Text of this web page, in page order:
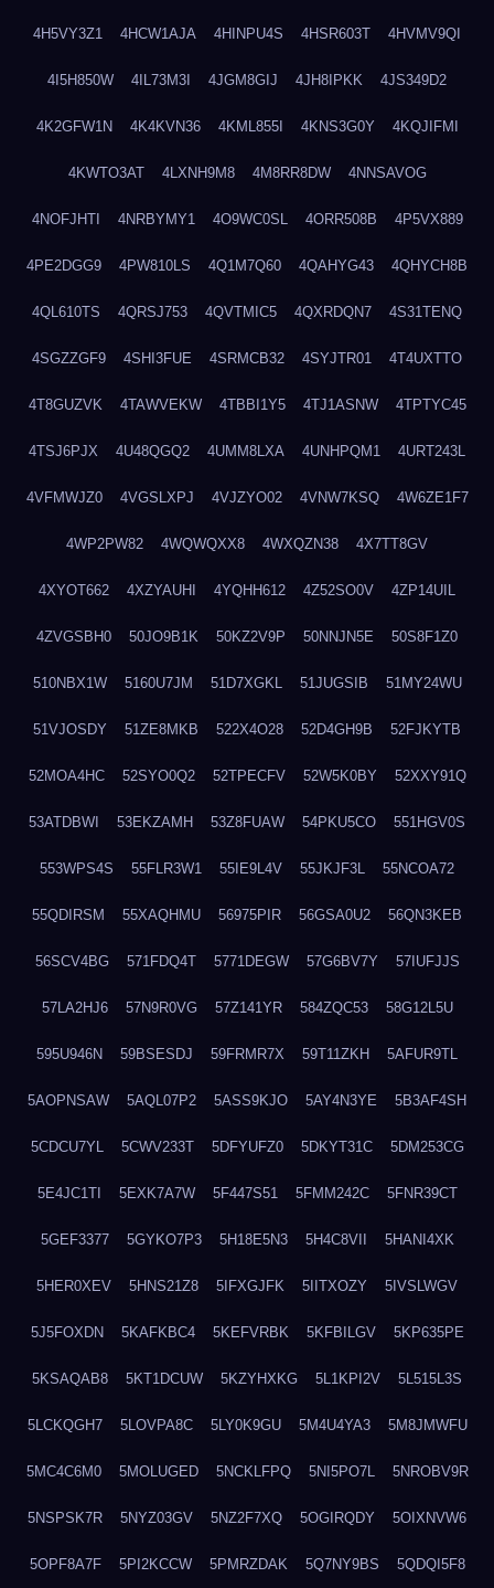
4H5VY3Z1 4HCW1AJA 4HINPU4S 4HSR603T 4HVMV9QI
4I5H850W 4IL73M3I 4JGM8GIJ 4JH8IPKK 4JS349D2
4K2GFW1N 4K4KVN36 4KML855I 4KNS3G0Y 4KQJIFMI
4KWTO3AT 4LXNH9M8 4M8RR8DW 4NNSAVOG
4NOFJHTI 4NRBYMY1 4O9WC0SL 4ORR508B 4P5VX889
4PE2DGG9 4PW810LS 4Q1M7Q60 4QAHYG43 4QHYCH8B
4QL610TS 4QRSJ753 4QVTMIC5 4QXRDQN7 4S31TENQ
4SGZZGF9 4SHI3FUE 4SRMCB32 4SYJTR01 4T4UXTTO
4T8GUZVK 4TAWVEKW 4TBBI1Y5 4TJ1ASNW 4TPTYC45
4TSJ6PJX 4U48QGQ2 4UMM8LXA 4UNHPQM1 4URT243L
4VFMWJZ0 4VGSLXPJ 4VJZYO02 4VNW7KSQ 4W6ZE1F7
4WP2PW82 4WQWQXX8 4WXQZN38 4X7TT8GV
4XYOT662 4XZYAUHI 4YQHH612 4Z52SO0V 4ZP14UIL
4ZVGSBH0 50JO9B1K 50KZ2V9P 50NNJN5E 50S8F1Z0
510NBX1W 5160U7JM 51D7XGKL 51JUGSIB 51MY24WU
51VJOSDY 51ZE8MKB 522X4O28 52D4GH9B 52FJKYTB
52MOA4HC 52SYO0Q2 52TPECFV 52W5K0BY 52XXY91Q
53ATDBWI 53EKZAMH 53Z8FUAW 54PKU5CO 551HGV0S
553WPS4S 55FLR3W1 55IE9L4V 55JKJF3L 55NCOA72
55QDIRSM 55XAQHMU 56975PIR 56GSA0U2 56QN3KEB
56SCV4BG 571FDQ4T 5771DEGW 57G6BV7Y 57IUFJJS
57LA2HJ6 57N9R0VG 57Z141YR 584ZQC53 58G12L5U
595U946N 59BSESDJ 59FRMR7X 59T11ZKH 5AFUR9TL
5AOPNSAW 5AQL07P2 5ASS9KJO 5AY4N3YE 5B3AF4SH
5CDCU7YL 5CWV233T 5DFYUFZ0 5DKYT31C 5DM253CG
5E4JC1TI 5EXK7A7W 5F447S51 5FMM242C 5FNR39CT
5GEF3377 5GYKO7P3 5H18E5N3 5H4C8VII 5HANI4XK
5HER0XEV 5HNS21Z8 5IFXGJFK 5IITXOZY 5IVSLWGV
5J5FOXDN 5KAFKBC4 5KEFVRBK 5KFBILGV 5KP635PE
5KSAQAB8 5KT1DCUW 5KZYHXKG 5L1KPI2V 5L515L3S
5LCKQGH7 5LOVPA8C 5LY0K9GU 5M4U4YA3 5M8JMWFU
5MC4C6M0 5MOLUGED 5NCKLFPQ 5NI5PO7L 5NROBV9R
5NSPSK7R 5NYZ03GV 5NZ2F7XQ 5OGIRQDY 5OIXNVW6
5OPF8A7F 5PI2KCCW 5PMRZDAK 5Q7NY9BS 5QDQI5F8